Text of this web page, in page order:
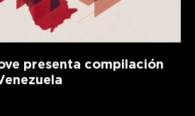
presenta compilación